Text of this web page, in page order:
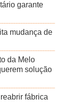
garante
mudança de
da Melo
solução
fábrica